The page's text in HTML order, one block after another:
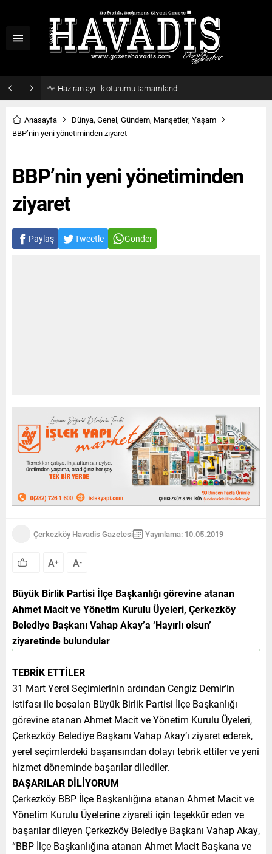
Haziran ayı ilk oturumu tamamlandı
Anasayfa Dünya, Genel, Gündem, Manşetler, Yaşam
BBP’nin yeni yönetiminden ziyaret
BBP’nin yeni yönetiminden
ziyaret
Paylaş Tweetle Gönder
Çerkezköy Havadis Gazetesi Yayınlama: 10.05.2019
A+ A-
Büyük Birlik Partisi İlçe Başkanlığı görevine atanan
Ahmet Macit ve Yönetim Kurulu Üyeleri, Çerkezköy
Belediye Başkanı Vahap Akay’a ‘Hayırlı olsun’
ziyaretinde bulundular
TEBRİK ETTİLER
31 Mart Yerel Seçimlerinin ardından Cengiz Demir’in
istifası ile boşalan Büyük Birlik Partisi İlçe Başkanlığı
görevine atanan Ahmet Macit ve Yönetim Kurulu Üyeleri,
Çerkezköy Belediye Başkanı Vahap Akay’ı ziyaret ederek,
yerel seçimlerdeki başarısından dolayı tebrik ettiler ve yeni
hizmet döneminde başarılar dilediler.
BAŞARILAR DİLİYORUM
Çerkezköy BBP İlçe Başkanlığına atanan Ahmet Macit ve
Yönetim Kurulu Üyelerine ziyareti için teşekkür eden ve
başarılar dileyen Çerkezköy Belediye Başkanı Vahap Akay,
“BBP İlçe Başkanlığına atanan Ahmet Macit Başkana ve